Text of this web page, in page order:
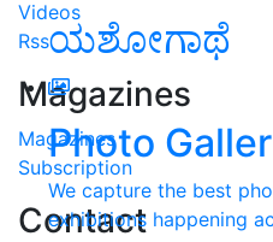
ಯಶೋಗಾಥೆ
Photo
We capture the best
exhibitions happening
Videos
Rss
Magazines
Magazines
Subscription
Contact